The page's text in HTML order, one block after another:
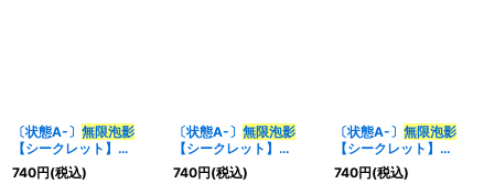
〔状態A-〕 無限泡影
【シークレット】
{20TH-JPC99}《罠》
740円(税込)
〔状態A-〕 無限泡影
【シークレット】
{RC03-JP049}《罠》
740円(税込)
〔状態A-〕 無限泡影
【シークレット】
{RC04-JP076}《罠》
740円(税込)